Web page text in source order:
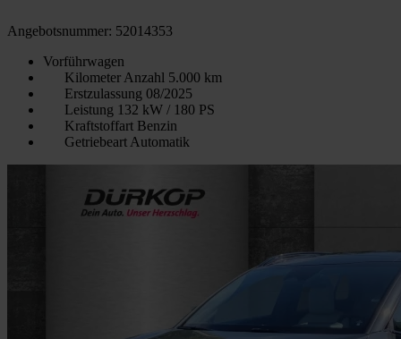
Angebotsnummer: 52014353
Vorführwagen
Kilometer Anzahl 5.000 km
Erstzulassung 08/2025
Leistung 132 kW / 180 PS
Kraftstoffart Benzin
Getriebeart Automatik